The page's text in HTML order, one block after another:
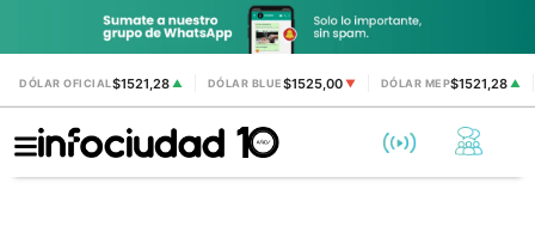
DÓLAR OFICIAL$1521,28 ▲ DÓLAR BLUE$1525,00 ▼ DÓLAR MEP$1521,28▲